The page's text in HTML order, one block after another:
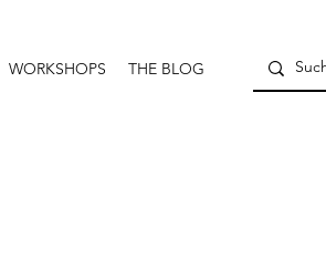
WORKSHOPS THE BLOG